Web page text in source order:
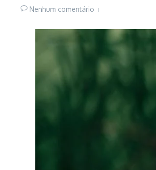
Nenhum comentário